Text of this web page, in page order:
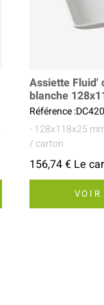
Assiette Fluid'
blanche
Référence
- 128x118x25
/ carton
156,74 € Le